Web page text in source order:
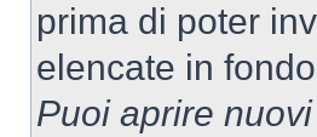
prima di poter
elencate in
Puoi aprire